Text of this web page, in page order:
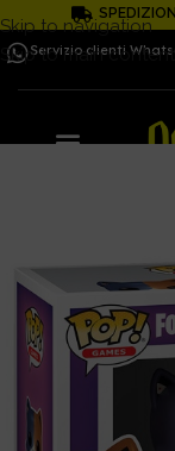
Skip to navigation
Skip to main content
Servizio clienti